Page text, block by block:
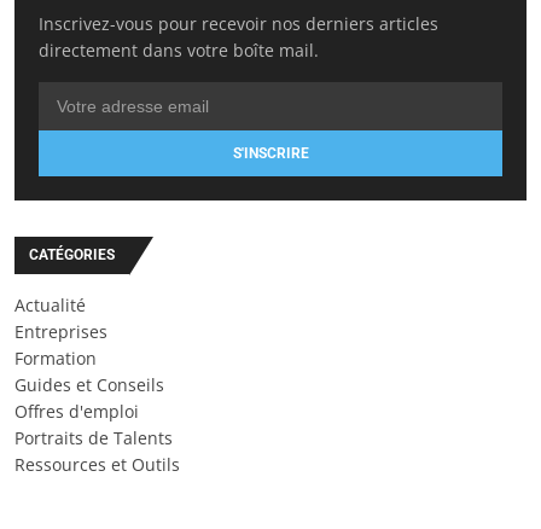
Inscrivez-vous pour recevoir nos derniers articles
directement dans votre boîte mail.
S'INSCRIRE
CATÉGORIES
Actualité
Entreprises
Formation
Guides et Conseils
Offres d'emploi
Portraits de Talents
Ressources et Outils